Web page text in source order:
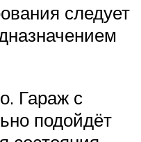
следует
Гараж с
подойдёт